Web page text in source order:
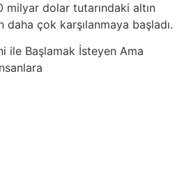
milyar dolar tutarındaki altın
çok karşılanmaya başladı.